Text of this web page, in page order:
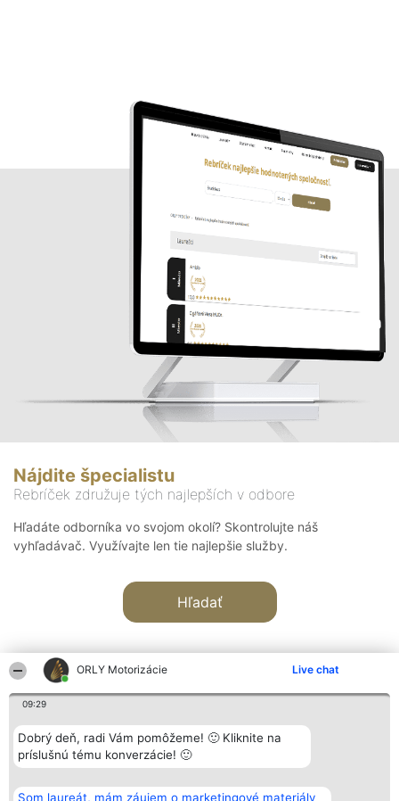
ORLY Motorizácie Live chat
09:29
Dobrý deň, radi Vám pomôžeme! 🙂 Kliknite na
príslušnú tému konverzácie! 🙂
Som laureát, mám záujem o marketingové materiály
Nájdite špecialistu
Rebríček združuje tých najlepších v odbore
Hľadáte odborníka vo svojom okolí? Skontrolujte náš
vyhľadávač. Využívajte len tie najlepšie služby.
Hľadať
Organizátor hodnotenia
Bright Side Solutions sp. z o.
o. sp. k.
Wrocław 50-079
Hodnotenie
Laureáti
Lista
Laureatów
Kontakt
Kontakt